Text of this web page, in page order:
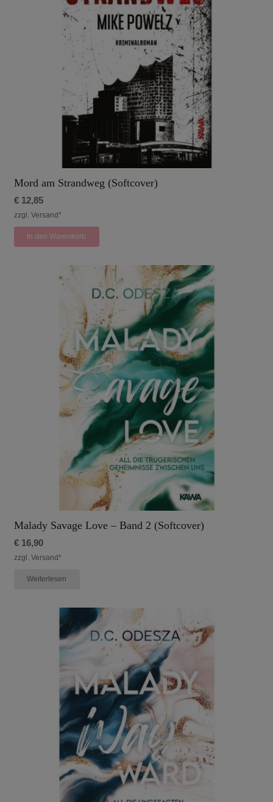
Mord am Strandweg (Softcover)
€12,85
zzgl. Versand*
In den Warenkorb
Malady Savage Love – Band 2 (Softcover)
€16,90
zzgl. Versand*
Weiterlesen